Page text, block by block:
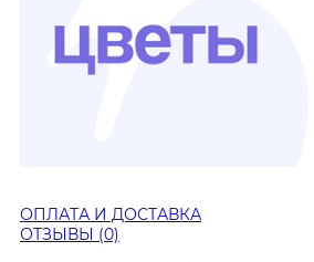
ОПЛАТА И ДОСТАВКА
ОТЗЫВЫ (0)